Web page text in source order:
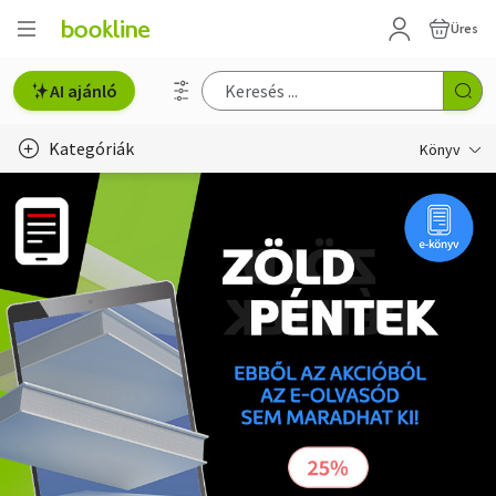
Üres
AI ajánló
Kategóriák Könyv
Életmód, egészség
Erotika
Gyermek- és ifjúsági
Hobbi, szabadidő
Irodalom
Művészet
Szakkönyv